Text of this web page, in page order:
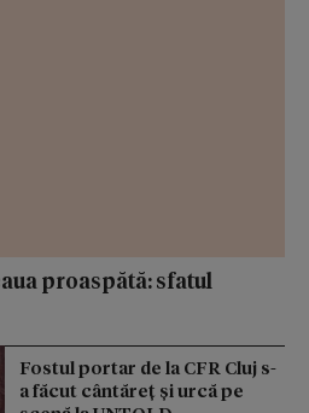
proaspătă: sfatul
Fostul portar de la CFR Cluj s-
a făcut cântăreţ şi urcă pe